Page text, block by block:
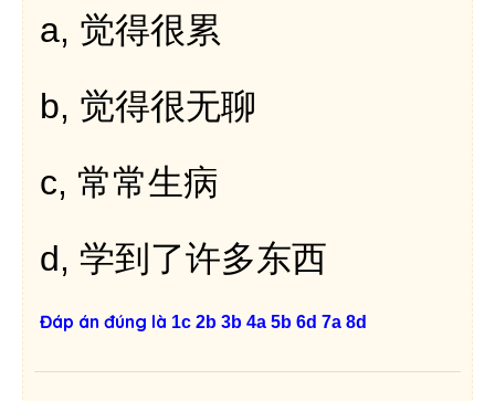
a, 觉得很累
b, 觉得很无聊
c, 常常生病
d, 学到了许多东西
Đáp án đúng là 1c 2b 3b 4a 5b 6d 7a 8d